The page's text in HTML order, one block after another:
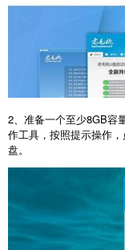
2、准备一个至少8GB容
作工具，按照提示操作，
盘。